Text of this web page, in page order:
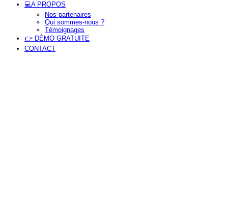
💻A PROPOS
Nos partenaires
Qui sommes-nous ?
Témoignages
👉 DÉMO GRATUITE
CONTACT